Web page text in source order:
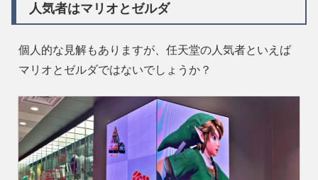
人気者はマリオとゼルダ
個人的な見解もありますが、任天堂の人気者といえば
マリオとゼルダではないでしょうか？